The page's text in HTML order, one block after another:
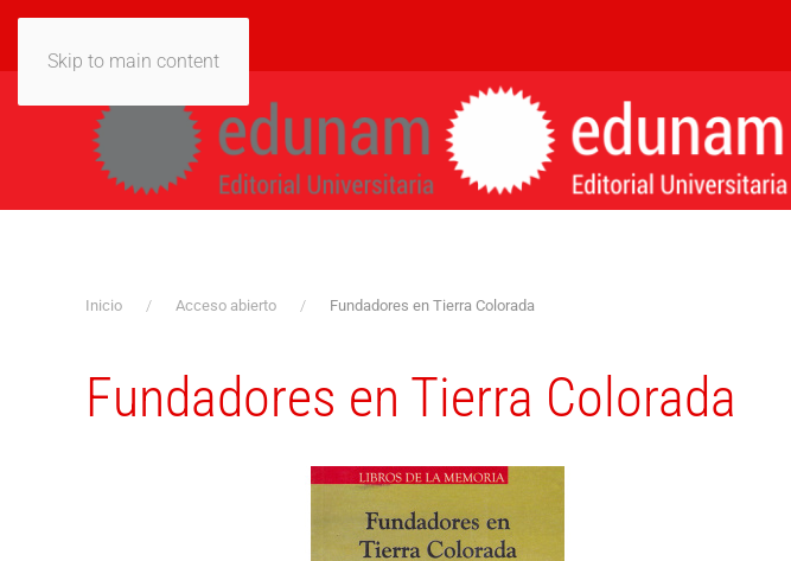
Skip to main content
Inicio Acceso abierto Fundadores en Tierra Colorada
Fundadores en Tierra Colorada